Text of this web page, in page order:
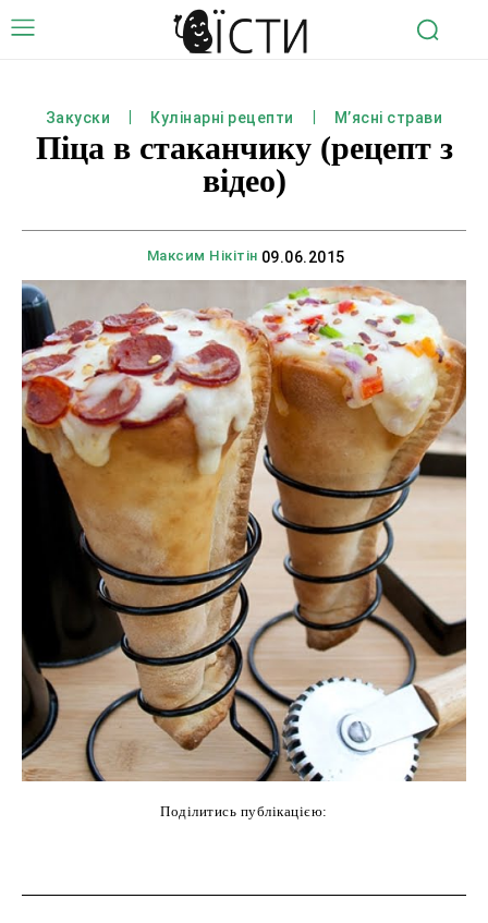
Закуски Кулінарні рецепти М’ясні страви
Піца в стаканчику (рецепт з
відео)
Максим Нікітін 09.06.2015
Поділитись публікацією: